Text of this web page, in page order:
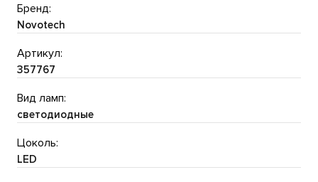
Бренд:
Novotech
Артикул:
357767
Вид ламп:
светодиодные
Цоколь:
LED